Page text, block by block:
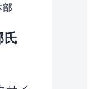
部